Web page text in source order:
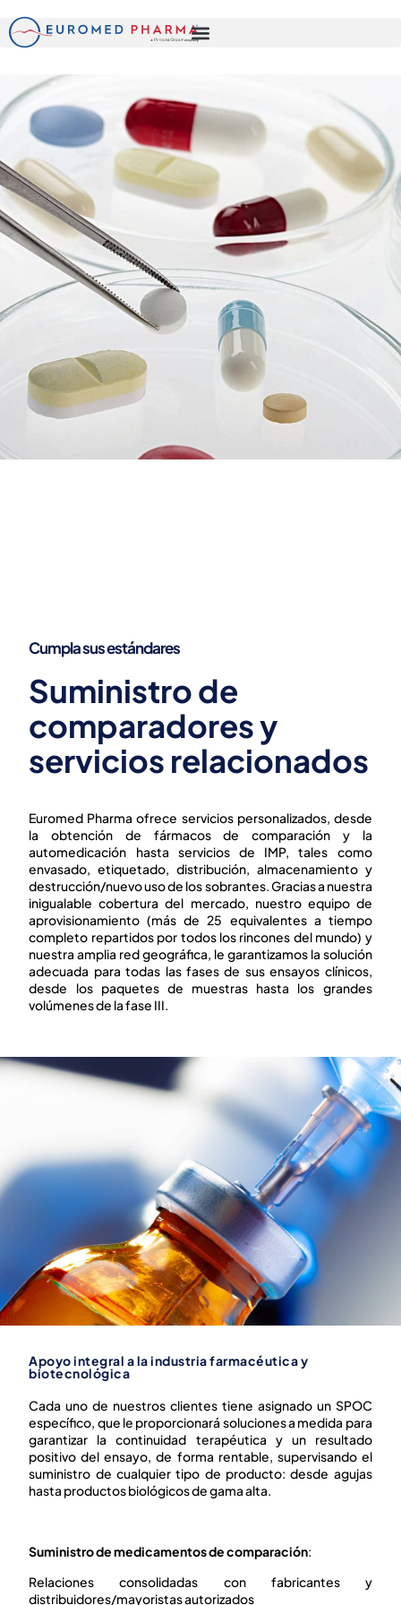
SUMINISTRO
Cumpla sus estándares
Suministro de
comparadores y
servicios relacionados
Euromed Pharma ofrece servicios personalizados, desde
la obtención de fármacos de comparación y la
automedicación hasta servicios de IMP, tales como
envasado, etiquetado, distribución, almacenamiento y
destrucción/nuevo uso de los sobrantes.Gracias a nuestra
inigualable cobertura del mercado, nuestro equipo de
aprovisionamiento (más de 25 equivalentes a tiempo
completo repartidos por todos los rincones del mundo) y
nuestra amplia red geográfica, le garantizamos la solución
adecuada para todas las fases de sus ensayos clínicos,
desde los paquetes de muestras hasta los grandes
volúmenes de la fase III.
Apoyo integral a la industria farmacéutica y
biotecnológica
Cada uno de nuestros clientes tiene asignado un SPOC
específico, que le proporcionará soluciones a medida para
garantizar la continuidad terapéutica y un resultado
positivo del ensayo, de forma rentable, supervisando el
suministro de cualquier tipo de producto: desde agujas
hasta productos biológicos de gama alta.
Suministro de medicamentos de comparación:
Relaciones consolidadas con fabricantes y
distribuidores/mayoristas autorizados